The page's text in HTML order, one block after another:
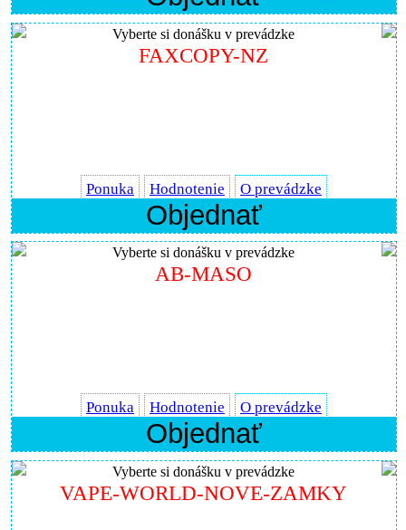
Vyberte si donášku v prevádzke
FAXCOPY-NZ
Ponuka Hodnotenie O prevádzke
Objednať
Vyberte si donášku v prevádzke
AB-MASO
Ponuka Hodnotenie O prevádzke
Objednať
Vyberte si donášku v prevádzke
VAPE-WORLD-NOVE-ZAMKY